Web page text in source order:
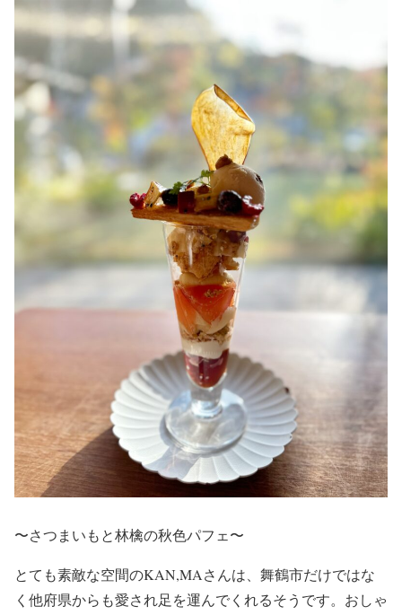
〜さつまいもと林檎の秋色パフェ〜
とても素敵な空間のKAN,MAさんは、舞鶴市だけではな
く他府県からも愛され足を運んでくれるそうです。おしゃ